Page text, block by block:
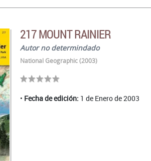
217 MOUNT RAINIER
Autor no determindado
National Geographic (2003)
Fecha de edición: 1 de Enero de 2003